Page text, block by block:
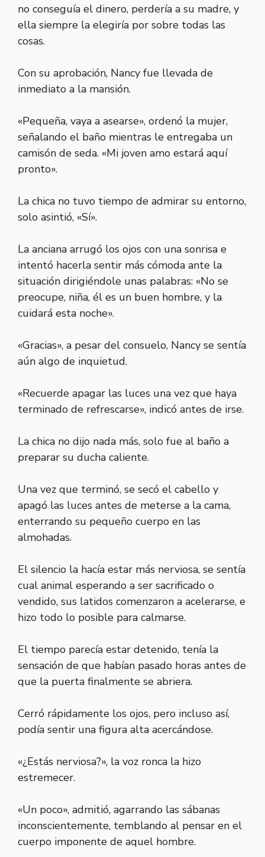
no conseguía el dinero, perdería a su madre, y
ella siempre la elegiría por sobre todas las
cosas.
Con su aprobación, Nancy fue llevada de
inmediato a la mansión.
«Pequeña, vaya a asearse», ordenó la mujer,
señalando el baño mientras le entregaba un
camisón de seda. «Mi joven amo estará aquí
pronto».
La chica no tuvo tiempo de admirar su entorno,
solo asintió, «Sí».
La anciana arrugó los ojos con una sonrisa e
intentó hacerla sentir más cómoda ante la
situación dirigiéndole unas palabras: «No se
preocupe, niña, él es un buen hombre, y la
cuidará esta noche».
«Gracias», a pesar del consuelo, Nancy se sentía
aún algo de inquietud.
«Recuerde apagar las luces una vez que haya
terminado de refrescarse», indicó antes de irse.
La chica no dijo nada más, solo fue al baño a
preparar su ducha caliente.
Una vez que terminó, se secó el cabello y
apagó las luces antes de meterse a la cama,
enterrando su pequeño cuerpo en las
almohadas.
El silencio la hacía estar más nerviosa, se sentía
cual animal esperando a ser sacrificado o
vendido, sus latidos comenzaron a acelerarse, e
hizo todo lo posible para calmarse.
El tiempo parecía estar detenido, tenía la
sensación de que habían pasado horas antes de
que la puerta finalmente se abriera.
Cerró rápidamente los ojos, pero incluso así,
podía sentir una figura alta acercándose.
«¿Estás nerviosa?», la voz ronca la hizo
estremecer.
«Un poco», admitió, agarrando las sábanas
inconscientemente, temblando al pensar en el
cuerpo imponente de aquel hombre.